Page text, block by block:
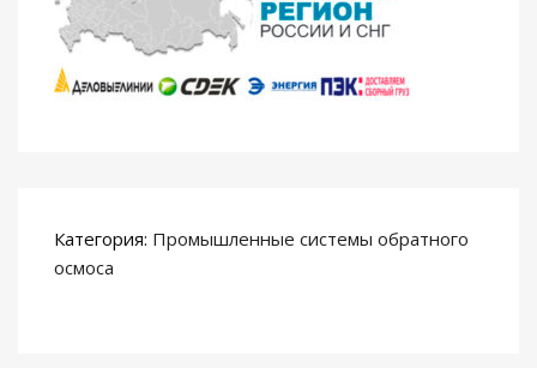
Категория: Промышленные системы обратного
осмоса